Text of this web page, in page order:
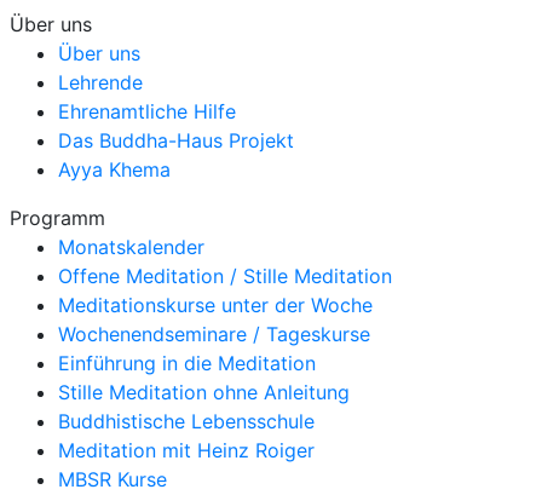
Über uns
Über uns
Lehrende
Ehrenamtliche Hilfe
Das Buddha-Haus Projekt
Ayya Khema
Programm
Monatskalender
Offene Meditation / Stille Meditation
Meditationskurse unter der Woche
Wochenendseminare / Tageskurse
Einführung in die Meditation
Stille Meditation ohne Anleitung
Buddhistische Lebensschule
Meditation mit Heinz Roiger
MBSR Kurse